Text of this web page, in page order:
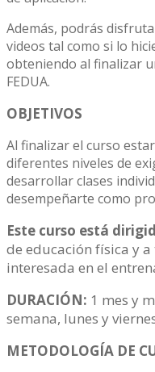
Además, podrás
videos tal como si lo
obteniendo al finalizar
FEDUA.
OBJETIVOS
Al finalizar el curso
diferentes niveles de
desarrollar clases
desempeñarte como
Este curso está
de educación física y
interesada en el
DURACIÓN: 1 mes y
semana, lunes y
METODOLOGÍA DE